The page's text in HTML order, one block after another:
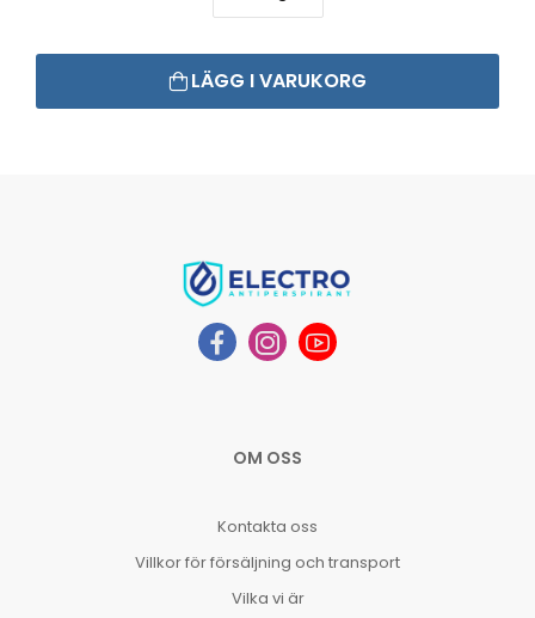
LÄGG I VARUKORG
OM OSS
Kontakta oss
Villkor för försäljning och transport
Vilka vi är